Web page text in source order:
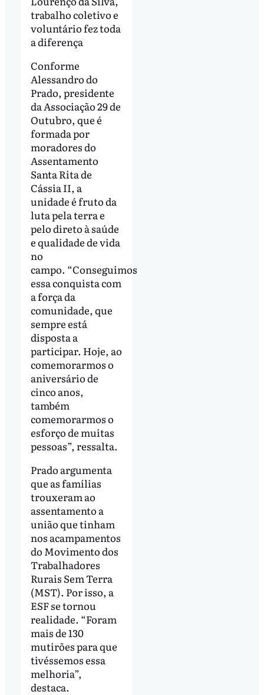
trabalho coletivo e
voluntário fez toda
a diferença
Conforme
Alessandro do
Prado, presidente
da Associação 29 de
Outubro, que é
formada por
moradores do
Assentamento
Santa Rita de
Cássia II, a
unidade é fruto da
luta pela terra e
pelo direto à saúde
e qualidade de vida
no
campo. “Conseguimos
essa conquista com
a força da
comunidade, que
sempre está
disposta a
participar. Hoje, ao
comemorarmos o
aniversário de
cinco anos,
também
comemorarmos o
esforço de muitas
pessoas”, ressalta.
Prado argumenta
que as famílias
trouxeram ao
assentamento a
união que tinham
nos acampamentos
do Movimento dos
Trabalhadores
Rurais Sem Terra
(MST). Por isso, a
ESF se tornou
realidade. “Foram
mais de 130
mutirões para que
tivéssemos essa
melhoria”,
destaca.